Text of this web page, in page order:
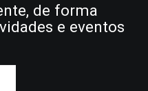
de forma
e eventos